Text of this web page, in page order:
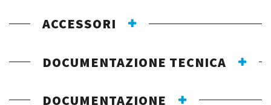
ACCESSORI
DOCUMENTAZIONE TECNICA
DOCUMENTAZIONE